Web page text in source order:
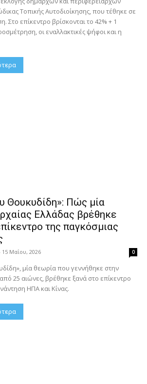
Τοπικής Αυτοδιοίκησης, που τέθηκε σε
Στο επίκεντρο βρίσκονται το 42% + 1
οι εναλλακτικές ψήφοι και η
Θουκυδίδη»: Πώς μία
Ελλάδας βρέθηκε
της παγκόσμιας
- 15 Μαΐου, 2026 0
μία θεωρία που γεννήθηκε στην
25 αιώνες, βρέθηκε ξανά στο επίκεντρο
ΗΠΑ και Κίνας.